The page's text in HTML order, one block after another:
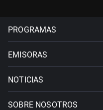
PROGRAMAS
EMISORAS
NOTICIAS
SOBRE NOSOTROS